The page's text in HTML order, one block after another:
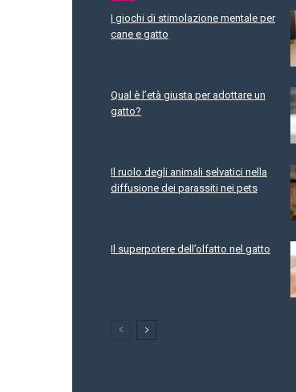
I giochi di stimolazione mentale per
cane e gatto
Qual è l’età giusta per adottare un
gatto?
Il ruolo degli animali selvatici nella
diffusione dei parassiti nei pets
Il superpotere dell’olfatto nel gatto